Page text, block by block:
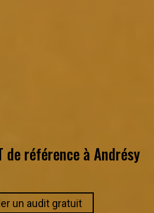
de référence àAndrésy
un audit gratuit